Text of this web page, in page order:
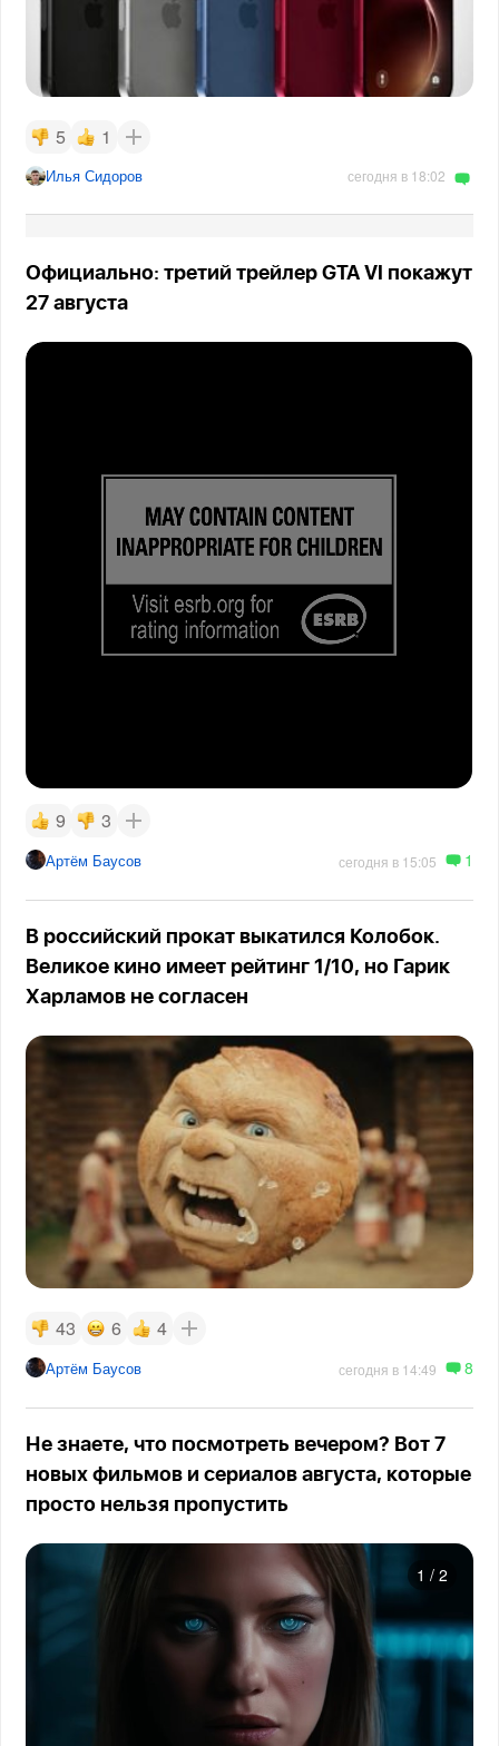
5 1
Илья Сидоров сегодня в 18:02
Официально: третий трейлер GTA VI покажут
27 августа
9 3
Артём Баусов сегодня в 15:05 1
В российский прокат выкатился Колобок.
Великое кино имеет рейтинг 1/10, но Гарик
Харламов не согласен
43 6 4
Артём Баусов сегодня в 14:49 8
Не знаете, что посмотреть вечером? Вот 7
новых фильмов и сериалов августа, которые
просто нельзя пропустить
1 / 2